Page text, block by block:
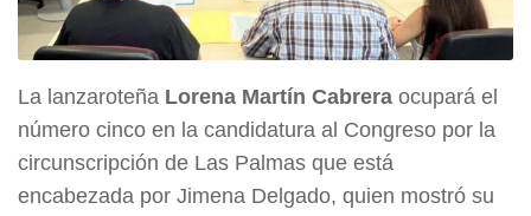
La lanzaroteña Lorena Martín Cabrera ocupará el
número cinco en la candidatura al Congreso por la
circunscripción de Las Palmas que está
encabezada por Jimena Delgado, quien mostró su